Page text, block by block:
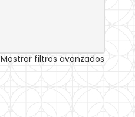
Mostrar filtros avanzados